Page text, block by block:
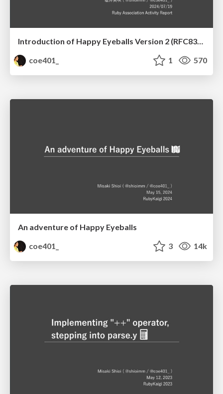
Introduction of Happy Eyeballs Version 2 (RFC8305) to the Socket library
coe401_
1 570
An adventure of Happy Eyeballs
coe401_
3 14k